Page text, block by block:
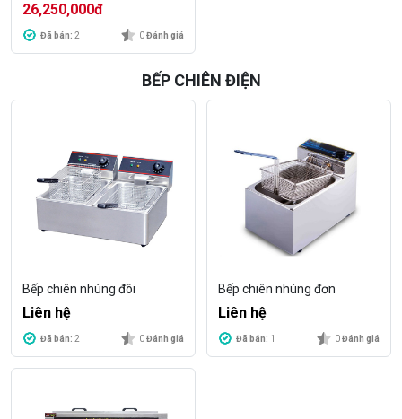
26,250,000đ
Đã bán: 2 0Đánh giá
BẾP CHIÊN ĐIỆN
Bếp chiên nhúng đôi
Liên hệ
Đã bán: 2 0Đánh giá
Bếp chiên nhúng đơn
Liên hệ
Đã bán: 1 0Đánh giá